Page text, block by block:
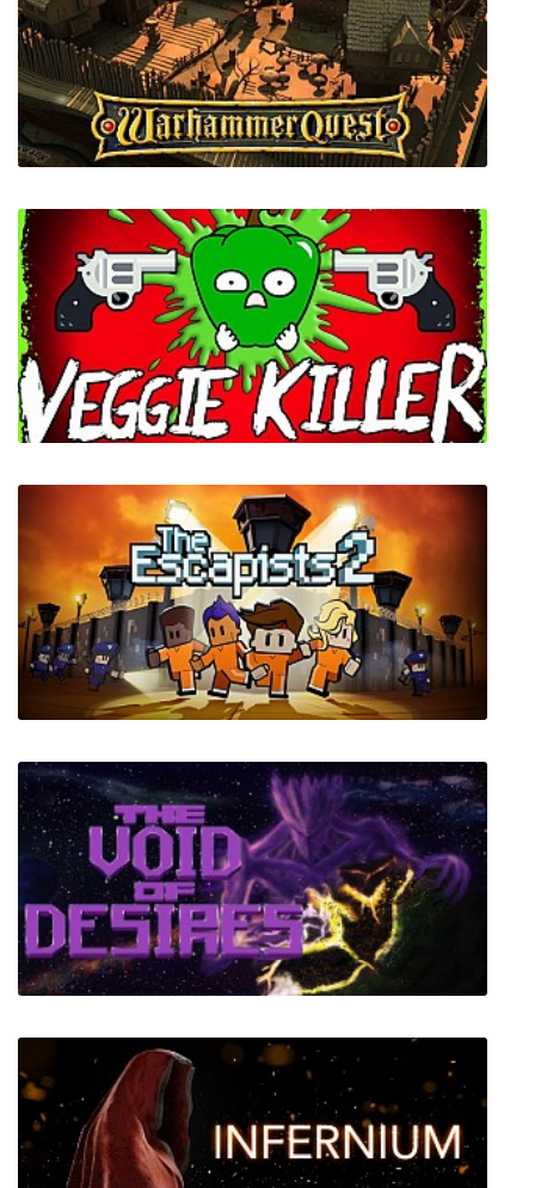
Song of Farca
Warhammer Quest
Veggie Killer - Remastered
The Escapists 2